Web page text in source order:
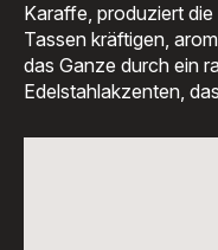
Karaffe, produziert
Tassen kräftigen,
das Ganze durch ein
Edelstahlakzenten,